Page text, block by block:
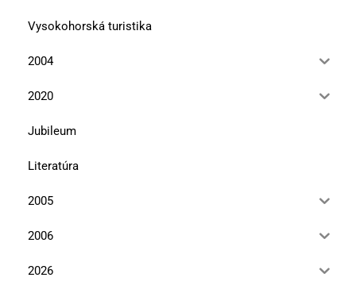
Vysokohorská turistika
2004
2020
Jubileum
Literatúra
2005
2006
2026